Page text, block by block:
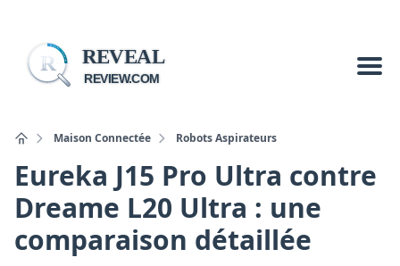
R REVEAL
REVIEW.COM
Maison Connectée Robots Aspirateurs
Eureka J15 Pro Ultra contre
Dreame L20 Ultra : une
comparaison détaillée